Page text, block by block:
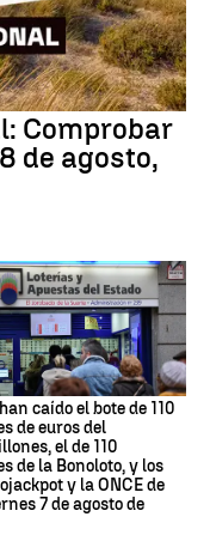
Comprobar
de agosto,
caído el bote de 110
de euros del
el de 110
de la Bonoloto, y los
y la ONCE de
7 de agosto de